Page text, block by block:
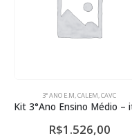
3° ANO E.M,CALEM,CAVC
R$1.526,00